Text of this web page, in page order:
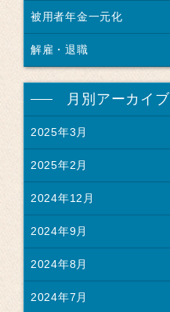
被用者年金一元化
解雇・退職
月別アーカイブ
2025年3月
2025年2月
2024年12月
2024年9月
2024年8月
2024年7月